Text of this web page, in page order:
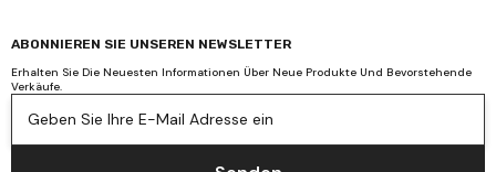
ABONNIEREN SIE UNSEREN NEWSLETTER
Erhalten Sie Die Neuesten Informationen Über Neue Produkte Und Bevorstehende
Verkäufe.
Geben Sie Ihre E-Mail Adresse ein